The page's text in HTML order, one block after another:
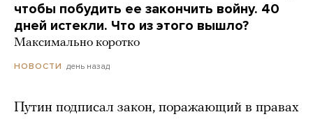
чтобы побудить ее закончить войну. 40
дней истекли. Что из этого вышло?
Максимально коротко
НОВОСТИ день назад
Путин подписал закон, поражающий в правах